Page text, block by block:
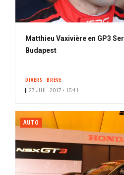
Matthieu Vaxivière en GP3
Budapest
DIVERS BRÈVE
27 JUIL. 2017 • 15:41
AUTO